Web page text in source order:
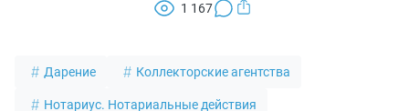
1 167
Дарение Коллекторские агентства
Нотариус. Нотариальные действия